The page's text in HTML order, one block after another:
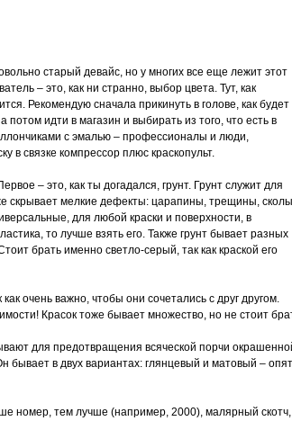
старый девайс, но у многих все еще лежит этот
– это, как ни странно, выбор цвета. Тут, как
Рекомендую сначала прикинуть в голове, как будет
идти в магазин и выбирать из того, что есть в
с эмалью – профессионалы и люди,
в связке компрессор плюс краскопульт.
– это, как ты догадался, грунт. Грунт служит для
скрывает мелкие дефекты: царапины, трещины,
для любой краски и поверхности, в
то лучше взять его. Также грунт бывает разных
брать именно светло-серый, так как краской его
очень важно, чтобы они сочетались с друг другом.
Красок тоже бывает множество, но не стоит
для предотвращения всяческой порчи
бывает в двух вариантах: глянцевый и матовый –
номер, тем лучше (например, 2000), малярный скотч,